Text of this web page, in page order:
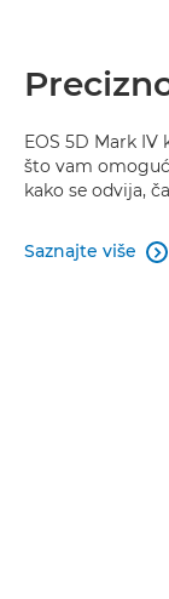
EOS 5D Mark
što vam
kako se odvija,
Saznajte više 